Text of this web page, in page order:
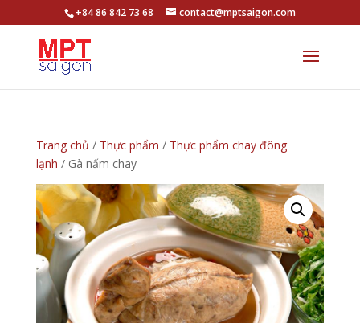
+84 86 842 73 68 contact@mptsaigon.com
Trang chủ / Thực phẩm / Thực phẩm chay đông
lạnh / Gà nấm chay